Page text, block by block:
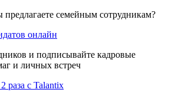
предлагаете семейным сотрудникам?
онлайн
и подписывайте кадровые
и личных встреч
раза с Talantix